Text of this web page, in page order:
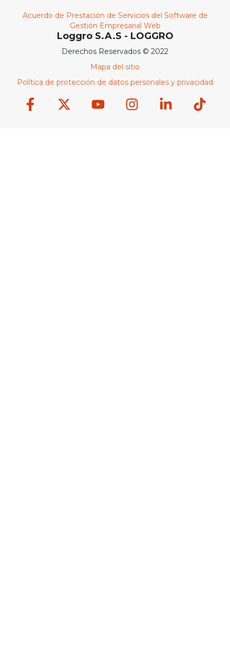
Acuerdo de Prestación de Servicios del Software de
Gestión Empresarial Web
Loggro S.A.S - LOGGRO
Derechos Reservados © 2022
Mapa del sitio
Política de protección de datos personales y privacidad